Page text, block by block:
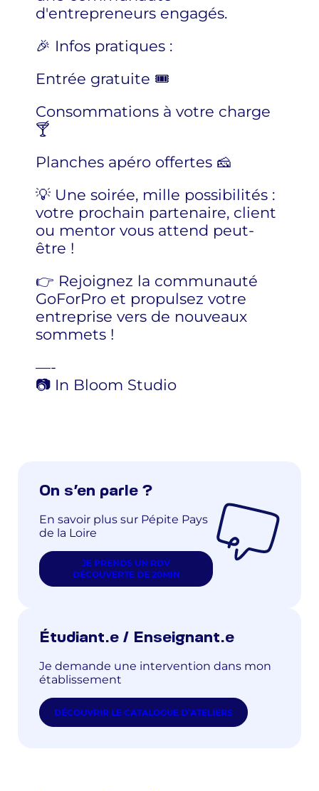
d'entrepreneurs engagés.
🎉 Infos pratiques :
Entrée gratuite 🎟
Consommations à votre charge
🍸
Planches apéro offertes 🧀
💡 Une soirée, mille possibilités :
votre prochain partenaire, client
ou mentor vous attend peut-
être !
👉 Rejoignez la communauté
GoForPro et propulsez votre
entreprise vers de nouveaux
sommets !
—-
📷 In Bloom Studio
On s’en parle ?
En savoir plus sur Pépite Pays
de la Loire
JE PRENDS UN RDV
DÉCOUVERTE DE 20MIN
Étudiant.e / Enseignant.e
Je demande une intervention dans mon
établissement
DÉCOUVRIR LE CATALOGUE D’ATELIERS